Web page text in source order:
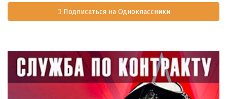
Подписаться на Одноклассники